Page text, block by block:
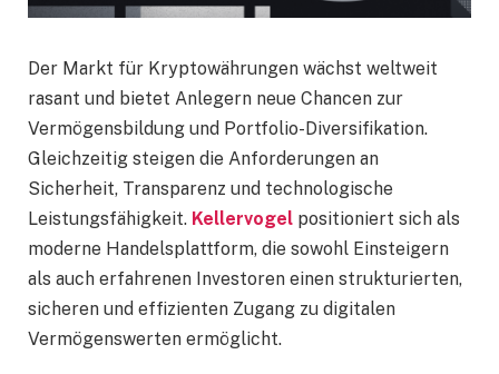
Der Markt für Kryptowährungen wächst weltweit
rasant und bietet Anlegern neue Chancen zur
Vermögensbildung und Portfolio-Diversifikation.
Gleichzeitig steigen die Anforderungen an
Sicherheit, Transparenz und technologische
Leistungsfähigkeit. Kellervogel positioniert sich als
moderne Handelsplattform, die sowohl Einsteigern
als auch erfahrenen Investoren einen strukturierten,
sicheren und effizienten Zugang zu digitalen
Vermögenswerten ermöglicht.